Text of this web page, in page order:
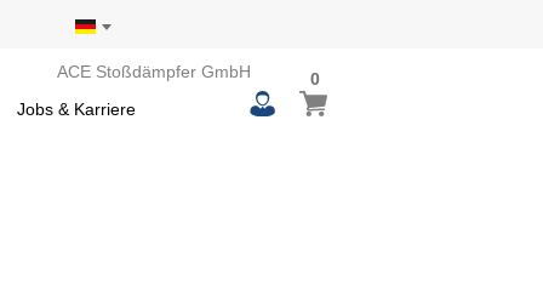
ACE Stoßdämpfer GmbH
Jobs & Karriere
Mein Warenkorb
00
items